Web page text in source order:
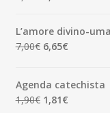
originale
era:
7,00€.
attuale
è:
L’amore divino-
7,00€ Il
era:
7,00€.
6,65€Il
è:
6,65€.
Agenda catechista
1,90€ Il
1,81€Il